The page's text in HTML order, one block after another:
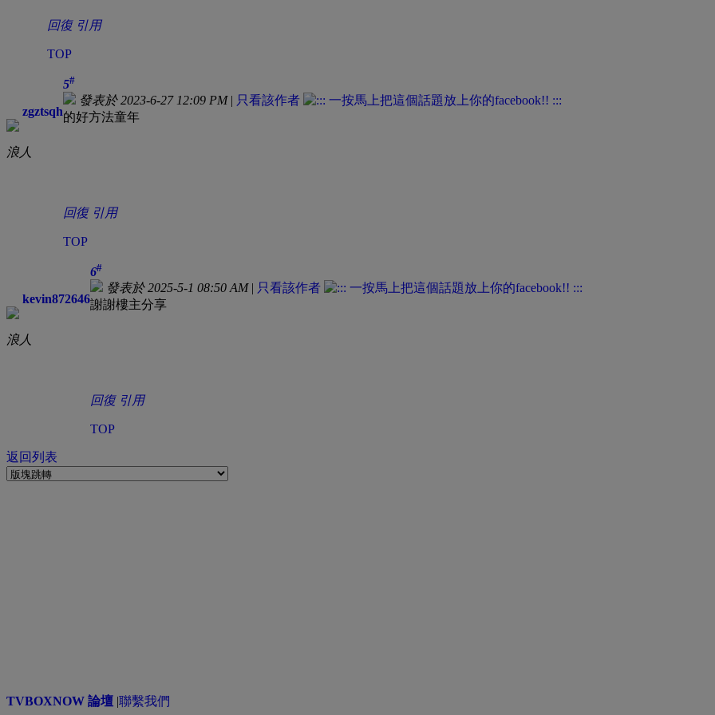
回復 引用
TOP
zgztsqh
浪人
5#
發表於 2023-6-27 12:09 PM| 只看該作者
的好方法童年
回復 引用
TOP
kevin872646
浪人
6#
發表於 2025-5-1 08:50 AM| 只看該作者
謝謝樓主分享
回復 引用
TOP
返回列表
TVBOXNOW 論壇 |聯繫我們